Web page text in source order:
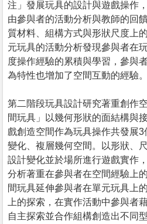
注」發展玩具的設計與遊戲操作
由參與者的活動分析與教師的回
質材料、組構方式與形狀尺度上
元玩具的活動分析發現參與者在
度操作經驗的累積與學習，參與
為特性也增加了空間互動的經驗。
第二階段玩具設計研究著重創作
間玩具」以幾何形狀的面結構與
戲創造空間作為玩具操作共發展
變化、複層幾何空間。以形狀、
設計變化並於場所進行遊戲實作
分析著重在參與者在空間經驗上
間玩具延伸參與者在單元玩具上
上的探索，在實作活動中參與者
自主探索並合作組構創造出不同